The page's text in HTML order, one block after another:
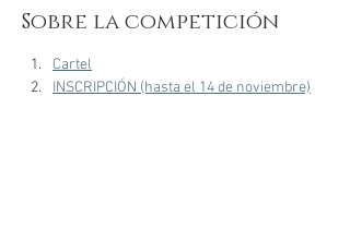
Sobre la competición
Cartel
INSCRIPCIÓN (hasta el 14 de noviembre)